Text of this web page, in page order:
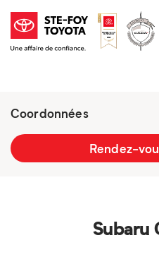
Coordonnées
Fermé : Ouverture-
Rendez-
Subaru